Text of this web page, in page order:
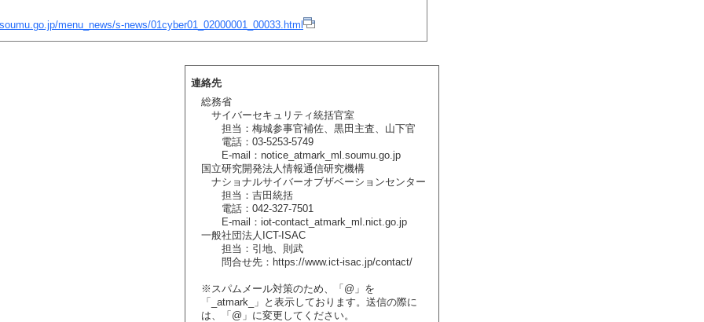
menu_news/s-news/01cyber01_02000001_00033.html
連絡先
総務省
サイバーセキュリティ統括官室
担当：梅城参事官補佐、黒田主査、山下官
電話：03-5253-5749
E-mail：notice_atmark_ml.soumu.go.jp
国立研究開発法人情報通信研究機構
ナショナルサイバーオブザベーションセンター
担当：吉田統括
電話：042-327-7501
E-mail：iot-contact_atmark_ml.nict.go.jp
一般社団法人ICT-ISAC
担当：引地、則武
問合せ先：https://www.ict-isac.jp/contact/
※スパムメール対策のため、「@」を
「_atmark_」と表示しております。送信の際に
は、「@」に変更してください。